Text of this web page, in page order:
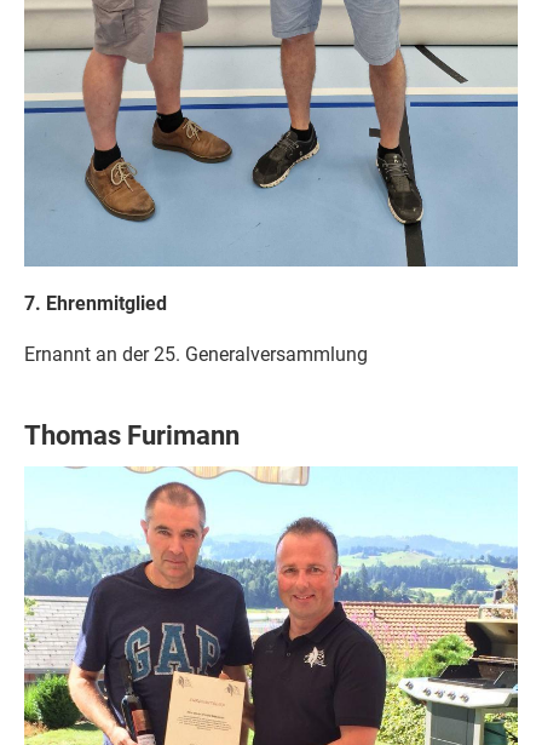
7. Ehrenmitglied
Ernannt an der 25. Generalversammlung
Thomas Furimann